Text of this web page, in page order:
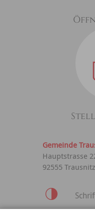
Gemeinde
Hauptstrasse
92555 Trausnitz